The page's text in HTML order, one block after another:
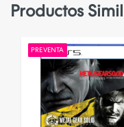
Productos
PREVENTA